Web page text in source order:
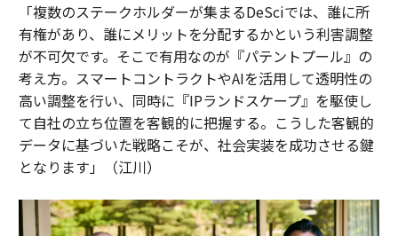
「複数のステークホルダーが集まるDeSciでは、誰に所
有権があり、誰にメリットを分配するかという利害調整
が不可欠です。そこで有用なのが『パテントプール』の
考え方。スマートコントラクトやAIを活用して透明性の
高い調整を行い、同時に『IPランドスケープ』を駆使し
て自社の立ち位置を客観的に把握する。こうした客観的
データに基づいた戦略こそが、社会実装を成功させる鍵
となります」（江川）